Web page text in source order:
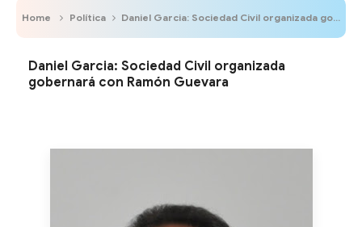
Home Política Daniel Garcia: Sociedad Civil organizada gobernará con Ramón Guevara
Daniel Garcia: Sociedad Civil organizada
gobernará con Ramón Guevara